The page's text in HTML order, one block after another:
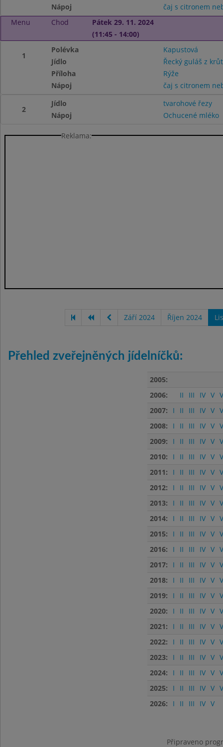
Nápoj
čaj s citronem
Menu
Chod
Pátek 29. 11. 2024
(11:45 - 14:00)
1
Polévka
Kapustová
Jídlo
Řecký guláš z
Příloha
Rýže
Nápoj
čaj s citronem
2
Jídlo
tvarohové řezy
Nápoj
Ochucené mléko
Reklama:
Září 2024 Říjen 2024
Přehled zveřejněných jídelníčků:
2005:
2006:
II III IV V
2007:
I II III IV V
2008:
I II III IV V
2009:
I II III IV V
2010:
I II III IV V
2011:
I II III IV V
2012:
I II III IV V
2013:
I II III IV V
2014:
I II III IV V
2015:
I II III IV V
2016:
I II III IV V
2017:
I II III IV V
2018:
I II III IV V
2019:
I II III IV V
2020:
I II III IV V
2021:
I II III IV V
2022:
I II III IV V
2023:
I II III IV V
2024:
I II III IV V
2025:
I II III IV V
2026:
I II III IV V
Připraveno